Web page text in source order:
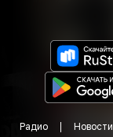
Радио Новости